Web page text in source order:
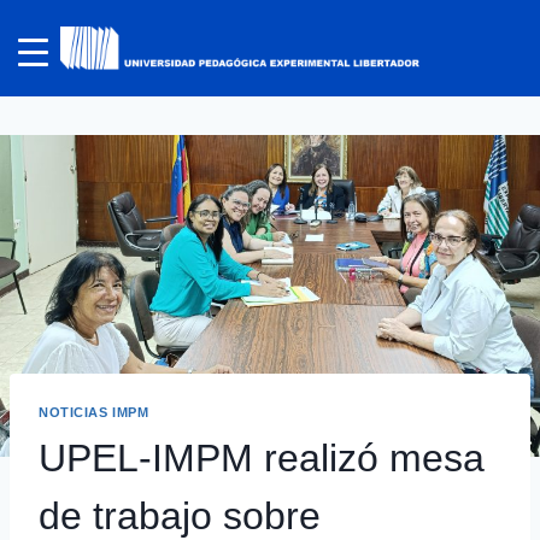
NOTICIAS IMPM
UPEL-IMPM realizó mesa
de trabajo sobre